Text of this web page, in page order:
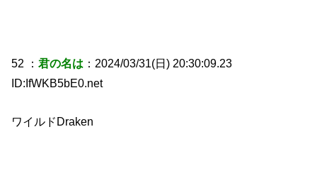
52 ：君の名は ：2024/03/31(日) 20:30:09.23
ID:IfWKB5bE0.net
ワイルドDraken